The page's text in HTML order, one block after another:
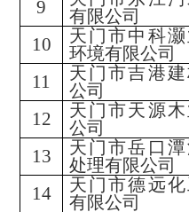
9
有限公司
10
天门市中科
环境有限公司
11
天门市吉港
公司
12
天门市天源
公司
13
天门市岳口
处理有限公司
14
天门市德远
有限公司